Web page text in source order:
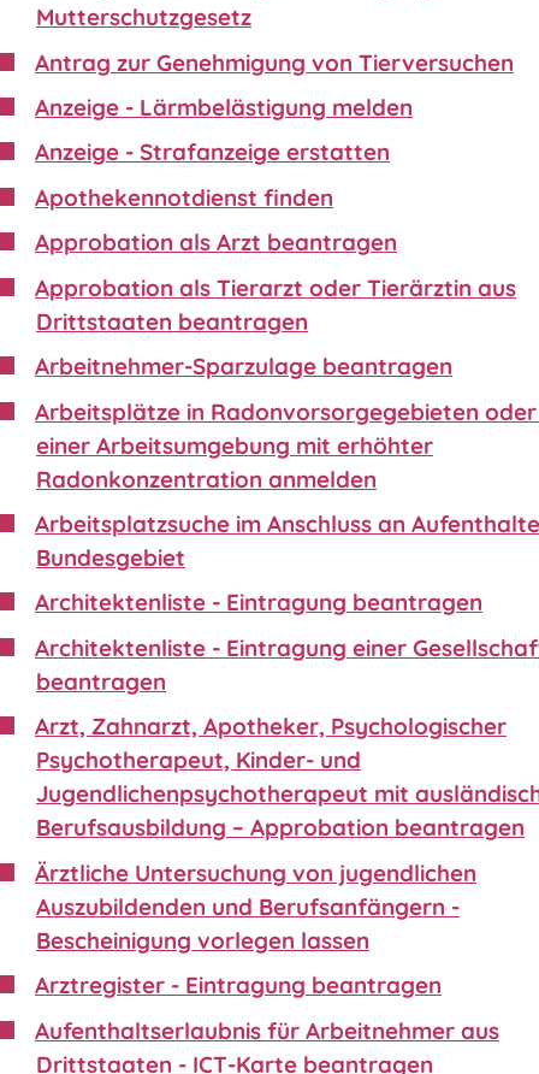
Mutterschutzgesetz
Antrag zur Genehmigung von Tierversuchen
Anzeige - Lärmbelästigung melden
Anzeige - Strafanzeige erstatten
Apothekennotdienst finden
Approbation als Arzt beantragen
Approbation als Tierarzt oder Tierärztin aus
Drittstaaten beantragen
Arbeitnehmer-Sparzulage beantragen
Arbeitsplätze in Radonvorsorgegebieten
einer Arbeitsumgebung mit erhöhter
Radonkonzentration anmelden
Arbeitsplatzsuche im Anschluss an
Bundesgebiet
Architektenliste - Eintragung beantragen
Architektenliste - Eintragung einer
beantragen
Arzt, Zahnarzt, Apotheker, Psychologischer
Psychotherapeut, Kinder- und
Jugendlichenpsychotherapeut mit
Berufsausbildung – Approbation beantragen
Ärztliche Untersuchung von jugendlichen
Auszubildenden und Berufsanfängern -
Bescheinigung vorlegen lassen
Arztregister - Eintragung beantragen
Aufenthaltserlaubnis für Arbeitnehmer aus
Drittstaaten - ICT-Karte beantragen